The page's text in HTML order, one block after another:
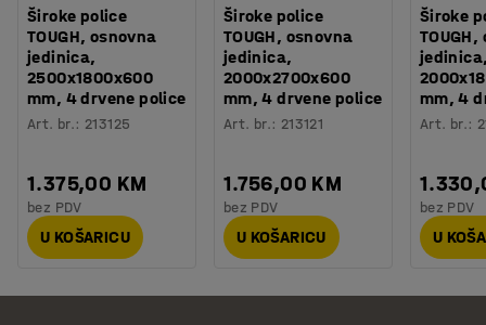
Široke police
TOUGH, osnovna
jedinica,
2500x1800x600
mm, 4 drvene police
Art. br.: 213125
1.375,00 KM
bez PDV
U KOŠARICU
Široke police
TOUGH, osnovna
jedinica,
2000x2700x600
mm, 4 drvene police
Art. br.: 213121
1.756,00 KM
bez PDV
U KOŠARICU
Široke
mm, 4
Art. br.:
bez PDV
U